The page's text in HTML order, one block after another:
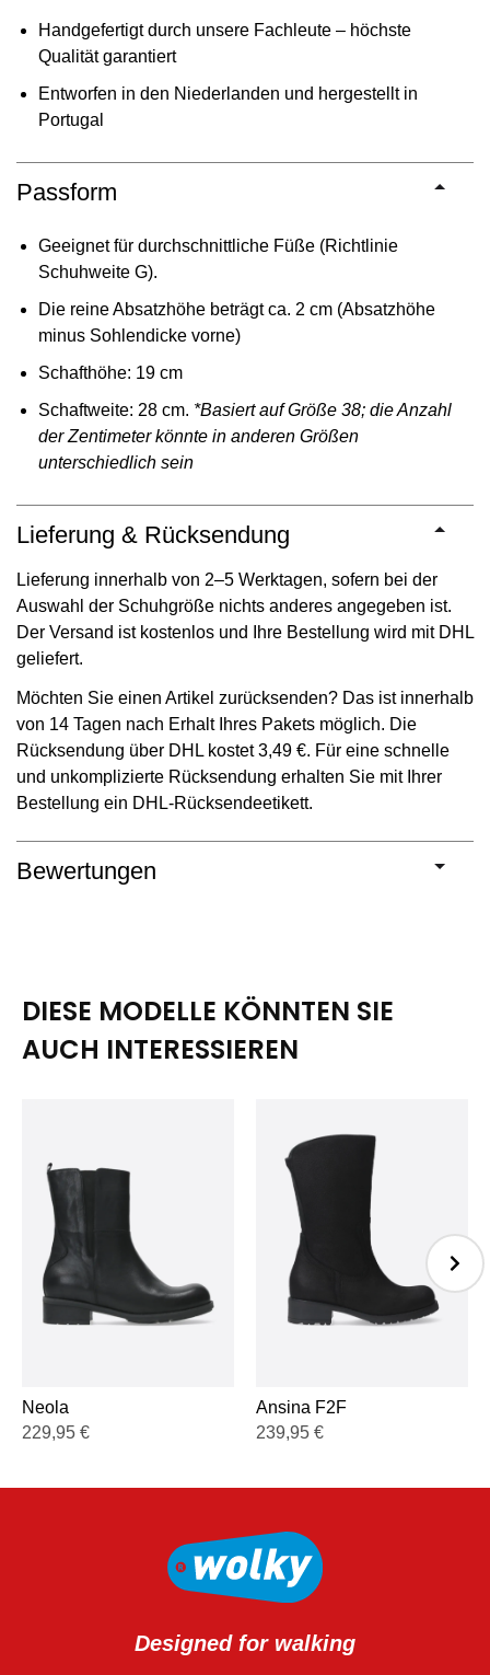
Handgefertigt durch unsere Fachleute – höchste
Qualität garantiert
Entworfen in den Niederlanden und hergestellt in
Portugal
Passform
Geeignet für durchschnittliche Füße (Richtlinie
Schuhweite G).
Die reine Absatzhöhe beträgt ca. 2 cm (Absatzhöhe
minus Sohlendicke vorne)
Schafthöhe: 19 cm
Schaftweite: 28 cm. *Basiert auf Größe 38; die Anzahl
der Zentimeter könnte in anderen Größen
unterschiedlich sein
Lieferung & Rücksendung
Lieferung innerhalb von 2–5 Werktagen, sofern bei der
Auswahl der Schuhgröße nichts anderes angegeben ist.
Der Versand ist kostenlos und Ihre Bestellung wird mit DHL
geliefert.
Möchten Sie einen Artikel zurücksenden? Das ist innerhalb
von 14 Tagen nach Erhalt Ihres Pakets möglich. Die
Rücksendung über DHL kostet 3,49 €. Für eine schnelle
und unkomplizierte Rücksendung erhalten Sie mit Ihrer
Bestellung ein DHL-Rücksendeetikett.
Bewertungen
DIESE MODELLE KÖNNTEN SIE
AUCH INTERESSIEREN
Neola
229,95 €
Ansina F2F
239,95 €
Designed for walking